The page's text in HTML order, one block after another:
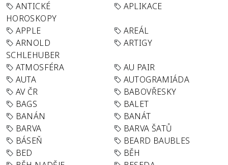
ANTICKÉ
HOROSKOPY
APLIKACE
APPLE
AREÁL
ARNOLD
SCHLEHUBER
ARTIGY
ATMOSFÉRA
AU PAIR
AUTA
AUTOGRAMIÁDA
AV ČR
BABOVŘESKY
BAGS
BALET
BANÁN
BANÁT
BARVA
BARVA ŠATŮ
BÁSEŇ
BEARD BAUBLES
BED
BĚH